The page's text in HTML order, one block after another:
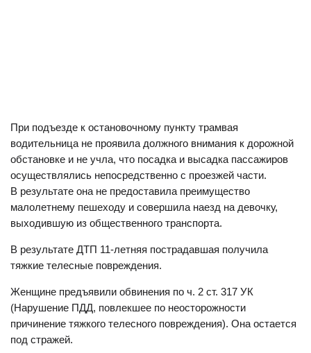
При подъезде к остановочному пункту трамвая
водительница не проявила должного внимания к дорожной
обстановке и не учла, что посадка и высадка пассажиров
осуществлялись непосредственно с проезжей части.
В результате она не предоставила преимущество
малолетнему пешеходу и совершила наезд на девочку,
выходившую из общественного транспорта.
В результате ДТП 11-летняя пострадавшая получила
тяжкие телесные повреждения.
Женщине предъявили обвинения по ч. 2 ст. 317 УК
(Нарушение ПДД, повлекшее по неосторожности
причинение тяжкого телесного повреждения). Она остается
под стражей.